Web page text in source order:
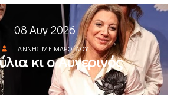
08 Αυγ 2026
ΓΙΆΝΝΗΣ ΜΕΪΜΆΡΟΓΛΟΥ
κι ο Αυγερινός